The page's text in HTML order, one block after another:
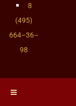
8
(495)
664–36–
98